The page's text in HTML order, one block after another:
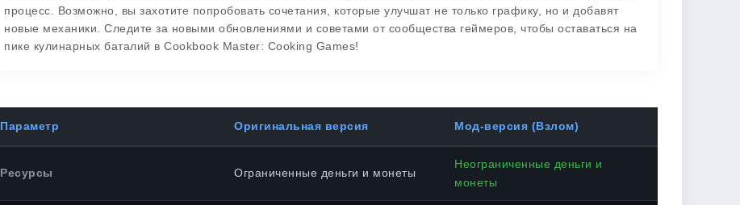
процесс. Возможно, вы захотите попробовать сочетания, которые улучшат не только графику, но и добавят
новые механики. Следите за новыми обновлениями и советами от сообщества геймеров, чтобы оставаться на
пике кулинарных баталий в Cookbook Master: Cooking Games!
Параметр Оригинальная версия Мод-версия (Взлом)
Ресурсы Ограниченные деньги и монеты
Неограниченные деньги и
монеты